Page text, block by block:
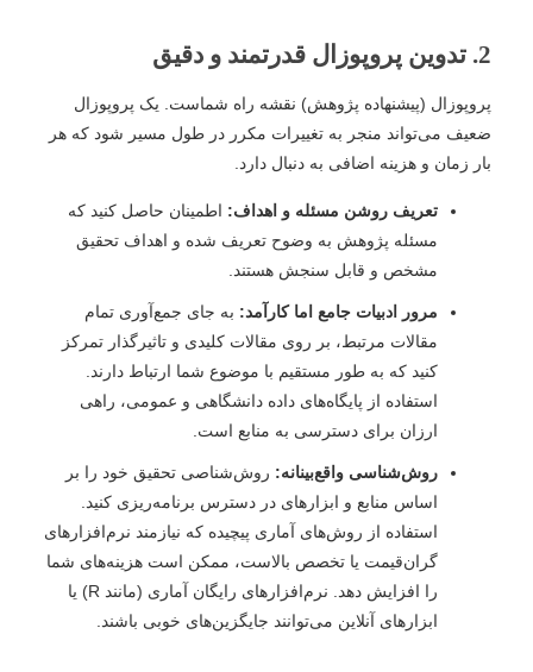
2. تدوین پروپوزال قدرتمند و دقیق
پروپوزال (پیشنهاده پژوهش) نقشه راه شماست. یک پروپوزال
ضعیف می‌تواند منجر به تغییرات مکرر در طول مسیر شود که هر
بار زمان و هزینه اضافی به دنبال دارد.
تعریف روشن مسئله و اهداف: اطمینان حاصل کنید که
مسئله پژوهش به وضوح تعریف شده و اهداف تحقیق
مشخص و قابل سنجش هستند.
مرور ادبیات جامع اما کارآمد: به جای جمع‌آوری تمام
مقالات مرتبط، بر روی مقالات کلیدی و تاثیرگذار تمرکز
کنید که به طور مستقیم با موضوع شما ارتباط دارند.
استفاده از پایگاه‌های داده دانشگاهی و عمومی، راهی
ارزان برای دسترسی به منابع است.
روش‌شناسی واقع‌بینانه: روش‌شناصی تحقیق خود را بر
اساس منابع و ابزارهای در دسترس برنامه‌ریزی کنید.
استفاده از روش‌های آماری پیچیده که نیازمند نرم‌افزارهای
گران‌قیمت یا تخصص بالاست، ممکن است هزینه‌های شما
را افزایش دهد. نرم‌افزارهای رایگان آماری (مانند R) یا
ابزارهای آنلاین می‌توانند جایگزین‌های خوبی باشند.